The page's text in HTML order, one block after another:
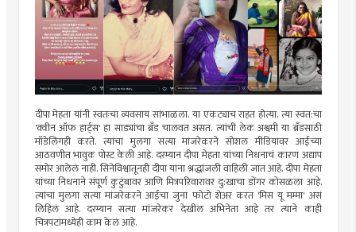
दीपा मेहता यांनी स्वतःचा व्यवसाय सांभाळला. या एकट्याच राहत होत्या. त्या स्वत:चा
'क्वीन ऑफ हार्ट्स' हा साड्यांचा ब्रँड चालवत असत. त्यांची लेक अश्वमी या ब्रँडसाठी
मॉडेलिंगही करते. त्यांचा मुलगा सत्या मांजरेकरने सोशल मीडियावर आईच्या
आठवणीत भावुक पोस्ट केली आहे. दरम्यान दीपा मेहता यांच्या निधनाचं कारण अद्याप
समोर आलेलं नाही. सिनेविश्वातूनही दीपा यांना श्रद्धांजली वाहिली जात आहे. दीपा मेहता
यांच्या निधनाने संपूर्ण कुटुंबावर आणि मित्रपरिवारावर दु:खाचा डोंगर कोसळला आहे.
त्यांचा मुलगा सत्या मांजरेकरने आईचा जुना फोटो शेअर करत 'मिस यू मम्मा' असं
लिहिलं आहे. दरम्यान सत्या मांजरेकर देखील अभिनेता आहे तर त्याने काही
चित्रपटांमध्येही काम केलं आहे.